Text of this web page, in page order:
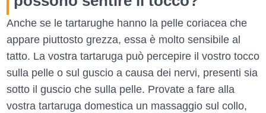
Anche se le tartarughe hanno la pelle coriacea che
appare piuttosto grezza, essa è molto sensibile al
tatto. La vostra tartaruga può percepire il vostro tocco
sulla pelle o sul guscio a causa dei nervi, presenti sia
sotto il guscio che sulla pelle. Provate a fare alla
vostra tartaruga domestica un massaggio sul collo,